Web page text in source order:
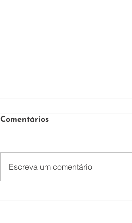
Comentários
Escreva um comentário